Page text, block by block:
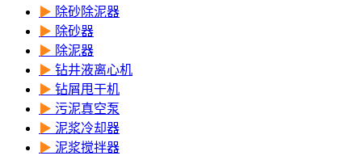
▶ 除砂除泥器
▶ 除砂器
▶ 除泥器
▶ 钻井液离心机
▶ 钻屑甩干机
▶ 污泥真空泵
▶ 泥浆冷却器
▶ 泥浆搅拌器